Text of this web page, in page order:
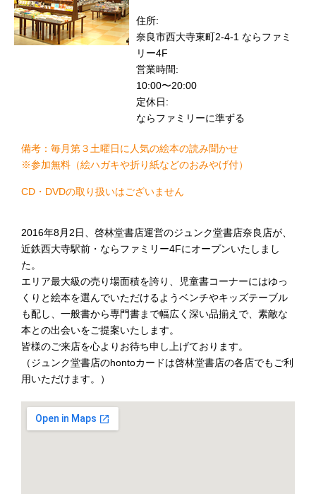
住所:
奈良市西大寺東町2-4-1 ならファミ
リー4F
営業時間:
10:00〜20:00
定休日:
ならファミリーに準ずる
備考：毎月第３土曜日に人気の絵本の読み聞かせ
※参加無料（絵ハガキや折り紙などのおみやげ付）
CD・DVDの取り扱いはございません
2016年8月2日、啓林堂書店運営のジュンク堂書店奈良店が、
近鉄西大寺駅前・ならファミリー4Fにオープンいたしまし
た。
エリア最大級の売り場面積を誇り、児童書コーナーにはゆっ
くりと絵本を選んでいただけるようベンチやキッズテーブル
も配し、一般書から専門書まで幅広く深い品揃えで、素敵な
本との出会いをご提案いたします。
皆様のご来店を心よりお待ち申し上げております。
（ジュンク堂書店のhontoカードは啓林堂書店の各店でもご利
用いただけます。）